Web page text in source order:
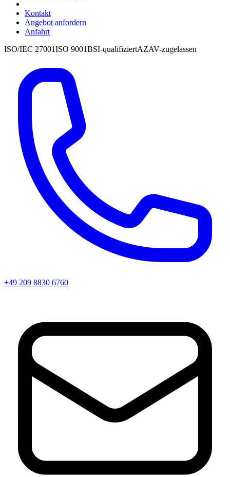
Kontakt
Angebot anfordern
Anfahrt
ISO/IEC 27001ISO 9001BSI-qualifiziertAZAV-zugelassen
+49 209 8830 6760